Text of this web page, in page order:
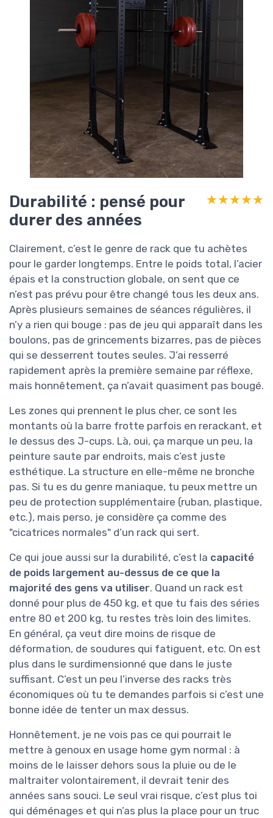
Durabilité : pensé pour
durer des années
★★★★★
★★★★★
Clairement, c’est le genre de rack que tu achètes
pour le garder longtemps. Entre le poids total, l’acier
épais et la construction globale, on sent que ce
n’est pas prévu pour être changé tous les deux ans.
Après plusieurs semaines de séances régulières, il
n’y a rien qui bouge : pas de jeu qui apparaît dans les
boulons, pas de grincements bizarres, pas de pièces
qui se desserrent toutes seules. J’ai resserré
rapidement après la première semaine par réflexe,
mais honnêtement, ça n’avait quasiment pas bougé.
Les zones qui prennent le plus cher, ce sont les
montants où la barre frotte parfois en rerackant, et
le dessus des J-cups. Là, oui, ça marque un peu, la
peinture saute par endroits, mais c’est juste
esthétique. La structure en elle-même ne bronche
pas. Si tu es du genre maniaque, tu peux mettre un
peu de protection supplémentaire (ruban, plastique,
etc.), mais perso, je considère ça comme des
"cicatrices normales" d’un rack qui sert.
Ce qui joue aussi sur la durabilité, c’est la capacité
de poids largement au-dessus de ce que la
majorité des gens va utiliser. Quand un rack est
donné pour plus de 450 kg, et que tu fais des séries
entre 80 et 200 kg, tu restes très loin des limites.
En général, ça veut dire moins de risque de
déformation, de soudures qui fatiguent, etc. On est
plus dans le surdimensionné que dans le juste
suffisant. C’est un peu l’inverse des racks très
économiques où tu te demandes parfois si c’est une
bonne idée de tenter un max dessus.
Honnêtement, je ne vois pas ce qui pourrait le
mettre à genoux en usage home gym normal : à
moins de le laisser dehors sous la pluie ou de le
maltraiter volontairement, il devrait tenir des
années sans souci. Le seul vrai risque, c’est plus toi
qui déménages et qui n’as plus la place pour un truc